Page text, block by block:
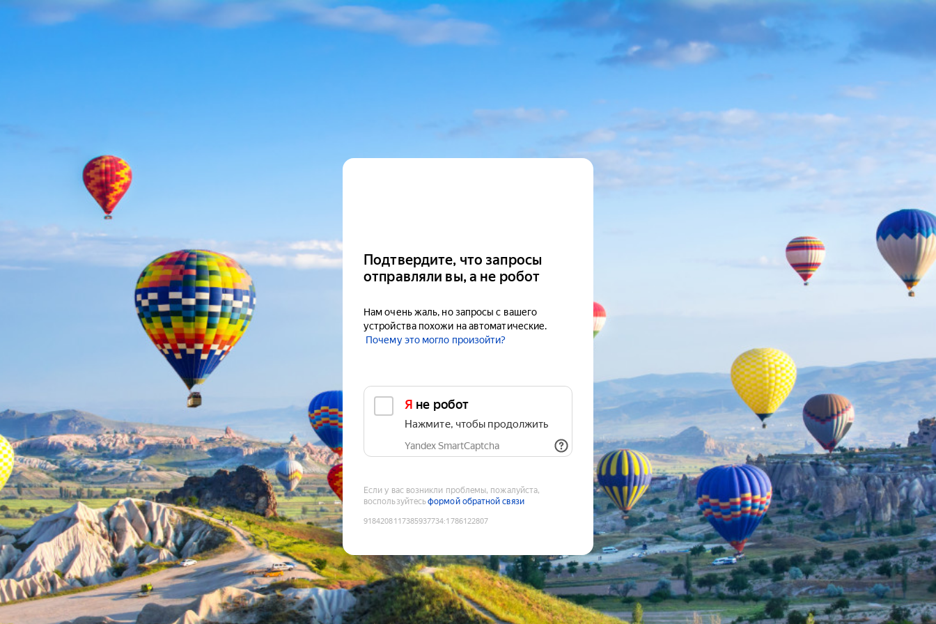
Подтвердите, что запросы
отправляли вы, а не робот
Нам очень жаль, но запросы с вашего
устройства похожи на автоматические.
Почему это могло произойти?
Я не робот
Нажмите, чтобы продолжить
Yandex SmartCaptcha
Если у вас возникли проблемы, пожалуйста,
воспользуйтесьформой обратной связи
9184208117385937734:1786122807